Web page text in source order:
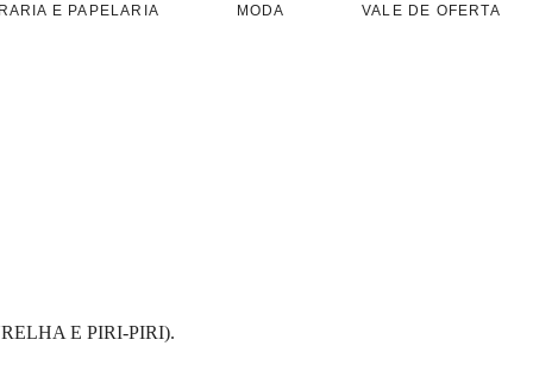
E PAPELARIA MODA VALE DE OFERTA
E PIRI-PIRI).